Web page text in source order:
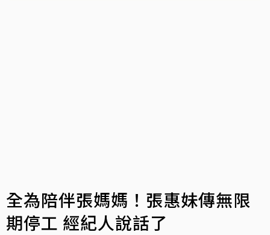
全為陪伴張媽媽！張惠妹傳無限
期停工 經紀人說話了